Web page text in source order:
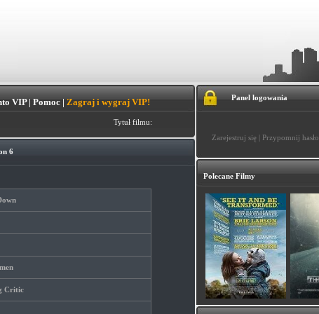
VIP| Pomoc| Zagraj i wygraj VIP!
Tytuł filmu:
6
Critic
Panel logowania
Zarejestruj się | Przypomnij hasło
Polecane Filmy